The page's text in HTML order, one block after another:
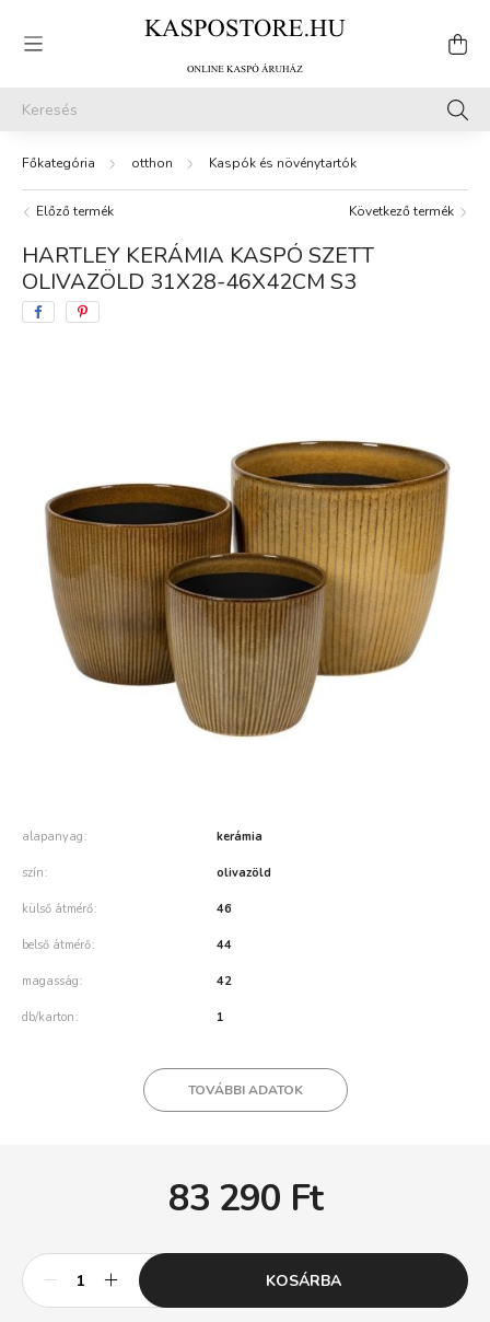
otthon Kaspók és növénytartók
Előző termék Következő termék
HARTLEY KERÁMIA KASPÓ SZETT
OLIVAZÖLD 31X28-46X42CM S3
alapanyag kerámia
szín olivazöld
külső átmérő 46
belső átmérő 44
magasság 42
db/karton 1
TOVÁBBI ADATOK
83 290 Ft
KOSÁRBA